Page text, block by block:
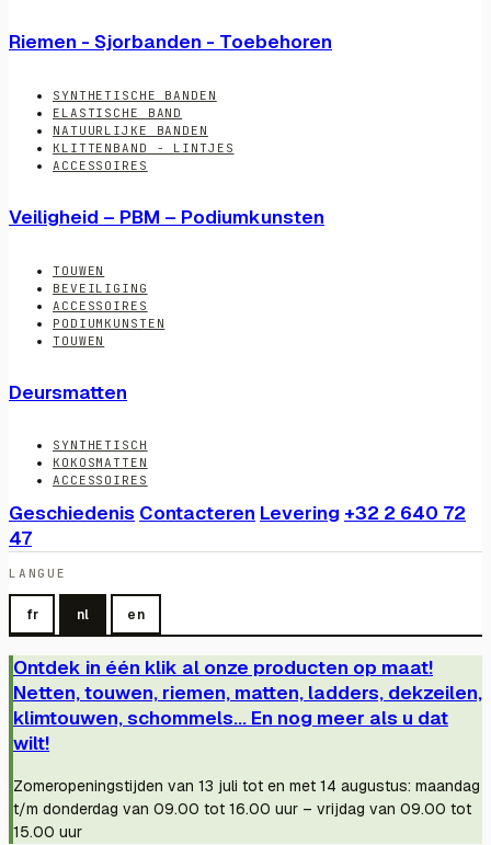
Riemen - Sjorbanden - Toebehoren
SYNTHETISCHE BANDEN
ELASTISCHE BAND
NATUURLIJKE BANDEN
KLITTENBAND - LINTJES
ACCESSOIRES
Veiligheid – PBM – Podiumkunsten
TOUWEN
BEVEILIGING
ACCESSOIRES
PODIUMKUNSTEN
TOUWEN
Deursmatten
SYNTHETISCH
KOKOSMATTEN
ACCESSOIRES
Geschiedenis Contacteren Levering +32 2 640 72
47
LANGUE
fr nl en
Ontdek in één klik al onze producten op maat!
Netten, touwen, riemen, matten, ladders, dekzeilen,
klimtouwen, schommels... En nog meer als u dat
wilt!
Zomeropeningstijden van 13 juli tot en met 14 augustus: maandag
t/m donderdag van 09.00 tot 16.00 uur – vrijdag van 09.00 tot
15.00 uur